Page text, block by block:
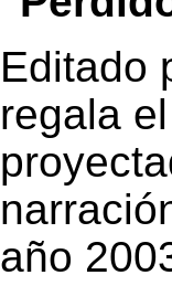
Editado
regala
año